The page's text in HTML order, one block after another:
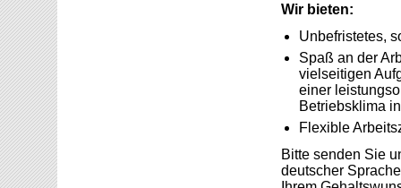
Wir bieten:
Unbefristetes,
Spaß an der
vielseitigen
einer
Betriebsklima
Flexible
Bitte senden Sie
deutscher